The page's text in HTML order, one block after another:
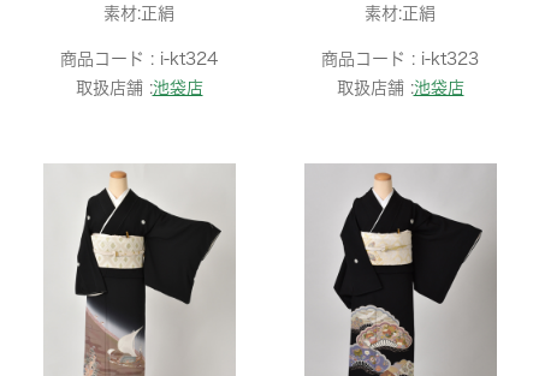
素材:正絹
商品コード : i-kt324
取扱店舗 :池袋店
素材:正絹
商品コード : i-kt323
取扱店舗 :池袋店